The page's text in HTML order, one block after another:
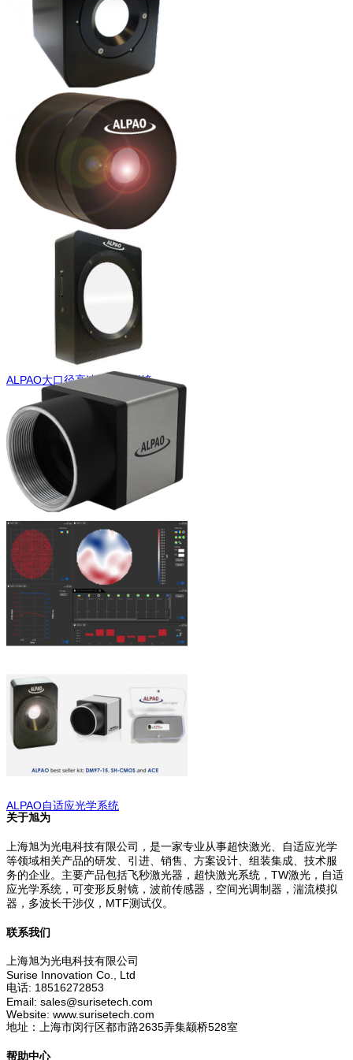
ALPAO高速可变形镜
ALPAO模态控制可变形镜
ALPAO大口径高速连续变形镜
ALPAO波前传感器
统
ALPAO自适应光学系统
关于旭为
上海旭为光电科技有限公司，是一家专业从事超快激光、自适应光学
等领域相关产品的研发、引进、销售、方案设计、组装集成、技术服
务的企业。主要产品包括飞秒激光器，超快激光系统，TW激光，自适
应光学系统，可变形反射镜，波前传感器，空间光调制器，湍流模拟
器，多波长干涉仪，MTF测试仪。
联系我们
上海旭为光电科技有限公司
Surise Innovation Co., Ltd
电话: 18516272853
Email: sales@surisetech.com
Website: www.surisetech.com
地址：上海市闵行区都市路2635弄集颛桥528室
帮助中心